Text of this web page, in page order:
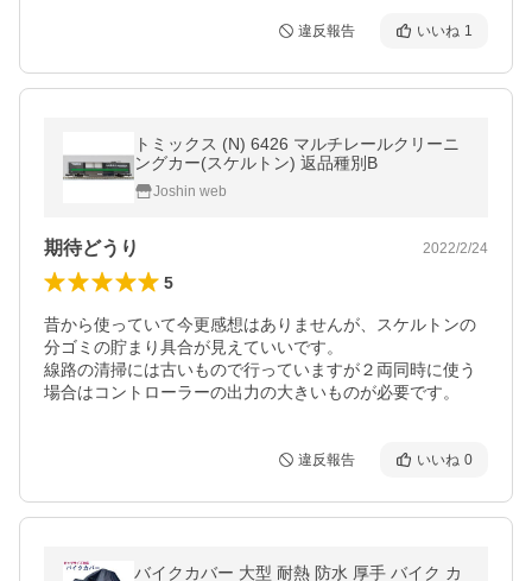
違反報告 いいね 1
トミックス (N) 6426 マルチレールクリーニ
ングカー(スケルトン) 返品種別B
Joshin web
期待どうり 2022/2/24
5
昔から使っていて今更感想はありませんが、スケルトンの
分ゴミの貯まり具合が見えていいです。
線路の清掃には古いもので行っていますが２両同時に使う
違反報告 いいね 0
バイクカバー 大型 耐熱 防水 厚手 バイク カ